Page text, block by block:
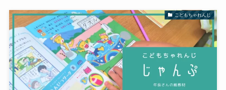
こどもちゃれんじ